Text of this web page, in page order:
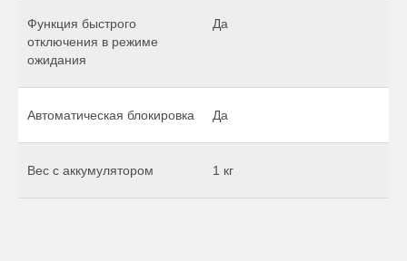
Функция быстрого
отключения в режиме
ожидания
Да
Автоматическая блокировка Да
Вес с аккумулятором 1 кг